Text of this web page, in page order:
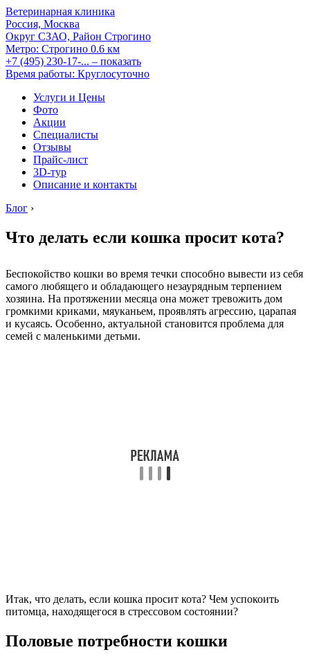
Ветеринарная клиника
Россия, Москва
Округ СЗАО, Район Строгино
Метро: Строгино 0.6 км
+7 (495) 230-17-... – показать
Время работы: Круглосуточно
Услуги и Цены
Фото
Акции
Специалисты
Отзывы
Прайс-лист
3D-тур
Описание и контакты
Блог ›
Что делать если кошка просит кота?
Беспокойство кошки во время течки способно вывести из себя
самого любящего и обладающего незаурядным терпением
хозяина. На протяжении месяца она может тревожить дом
громкими криками, мяуканьем, проявлять агрессию, царапая
и кусаясь. Особенно, актуальной становится проблема для
семей с маленькими детьми.
Итак, что делать, если кошка просит кота? Чем успокоить
питомца, находящегося в стрессовом состоянии?
Половые потребности кошки